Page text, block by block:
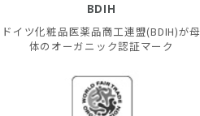
BDIH
ドイツ化粧品医薬品商工連盟(BDIH)が母
体のオーガニック認証マーク